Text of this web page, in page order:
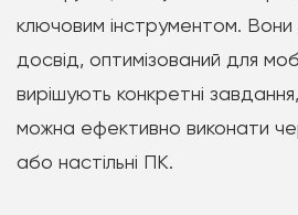
ключовим інструментом.
досвід, оптимізований для
вирішують конкретні
можна ефективно виконати
або настільні ПК.